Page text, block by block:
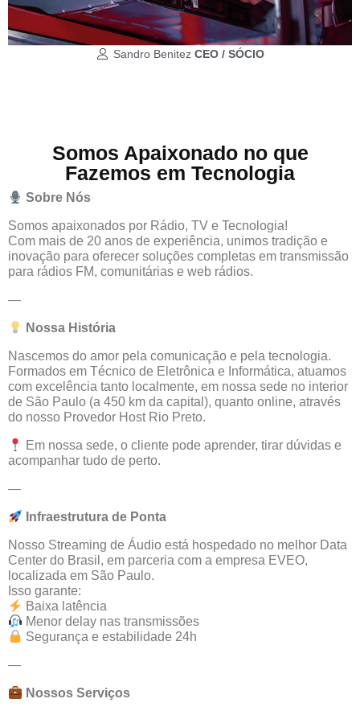
Sandro BenitezCEO / SÓCIO
Somos Apaixonado no que
Fazemos em Tecnologia
Sobre Nós
Somos apaixonados por Rádio, TV e Tecnologia!
Com mais de 20 anos de experiência, unimos tradição e
inovação para oferecer soluções completas em transmissão
para rádios FM, comunitárias e web rádios.
—
Nossa História
Nascemos do amor pela comunicação e pela tecnologia.
Formados em Técnico de Eletrônica e Informática, atuamos
com excelência tanto localmente, em nossa sede no interior
de São Paulo (a 450 km da capital), quanto online, através
do nosso Provedor Host Rio Preto.
Em nossa sede, o cliente pode aprender, tirar dúvidas e
acompanhar tudo de perto.
—
Infraestrutura de Ponta
Nosso Streaming de Áudio está hospedado no melhor Data
Center do Brasil, em parceria com a empresa EVEO,
localizada em São Paulo.
Isso garante:
Baixa latência
Menor delay nas transmissões
Segurança e estabilidade 24h
—
Nossos Serviços